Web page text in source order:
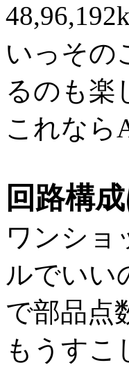
いっその
るのも楽
これなら
回路構
ワンショ
ルでいい
で部品点
もうすこ